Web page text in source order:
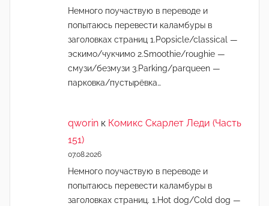
Немного поучаствую в переводе и
попытаюсь перевести каламбуры в
заголовках страниц 1.Popsicle/classical —
эскимо/чукчимо 2.Smoothie/roughie —
смузи/безмузи 3.Parking/parqueen —
парковка/пустырёвка…
qworin к Комикс Скарлет Леди (Часть
151)
07.08.2026
Немного поучаствую в переводе и
попытаюсь перевести каламбуры в
заголовках страниц. 1.Hot dog/Cold dog —